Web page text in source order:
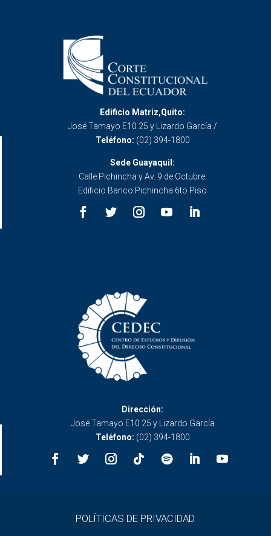
Edificio Matriz,Quito:
José Tamayo E10 25 y Lizardo García /
Teléfono: (02) 394-1800
Sede Guayaquil:
Calle Pichincha y Av. 9 de Octubre.
Edificio Banco Pichincha 6to Piso
Dirección:
José Tamayo E10 25 y Lizardo García
Teléfono: (02) 394-1800
POLÍTICAS DE PRIVACIDAD